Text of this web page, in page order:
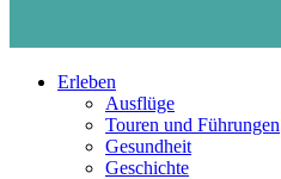
Erleben
Ausflüge
Touren und Führungen
Gesundheit
Geschichte